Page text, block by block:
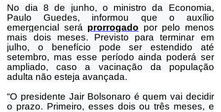
No dia 8 de junho, o ministro da Economia,
Paulo Guedes, informou que o auxílio
emergencial será prorrogado por pelo menos
mais dois meses. Previsto para terminar em
julho, o benefício pode ser estendido até
setembro, mas esse período ainda poderá ser
ampliado, caso a vacinação da população
adulta não esteja avançada.
“O presidente Jair Bolsonaro é quem vai decidir
o prazo. Primeiro, esses dois ou três meses, e